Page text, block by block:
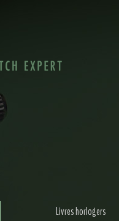
Livres horlogers